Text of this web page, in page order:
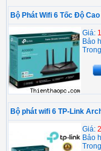
Bộ Phát Wifi 6 Tốc Độ
Giá:
Bảo
Bộ phát wifi 6 TP-Link
Giá:
Bảo